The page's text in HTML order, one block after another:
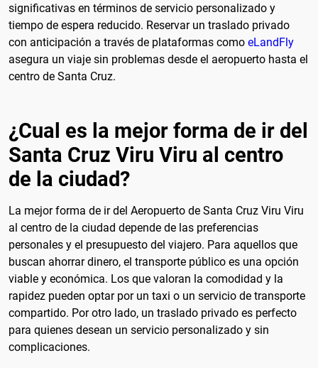
significativas en términos de servicio personalizado y
tiempo de espera reducido. Reservar un traslado privado
con anticipación a través de plataformas como eLandFly
asegura un viaje sin problemas desde el aeropuerto hasta el
centro de Santa Cruz.
¿Cual es la mejor forma de ir del
Santa Cruz Viru Viru al centro
de la ciudad?
La mejor forma de ir del Aeropuerto de Santa Cruz Viru Viru
al centro de la ciudad depende de las preferencias
personales y el presupuesto del viajero. Para aquellos que
buscan ahorrar dinero, el transporte público es una opción
viable y económica. Los que valoran la comodidad y la
rapidez pueden optar por un taxi o un servicio de transporte
compartido. Por otro lado, un traslado privado es perfecto
para quienes desean un servicio personalizado y sin
complicaciones.